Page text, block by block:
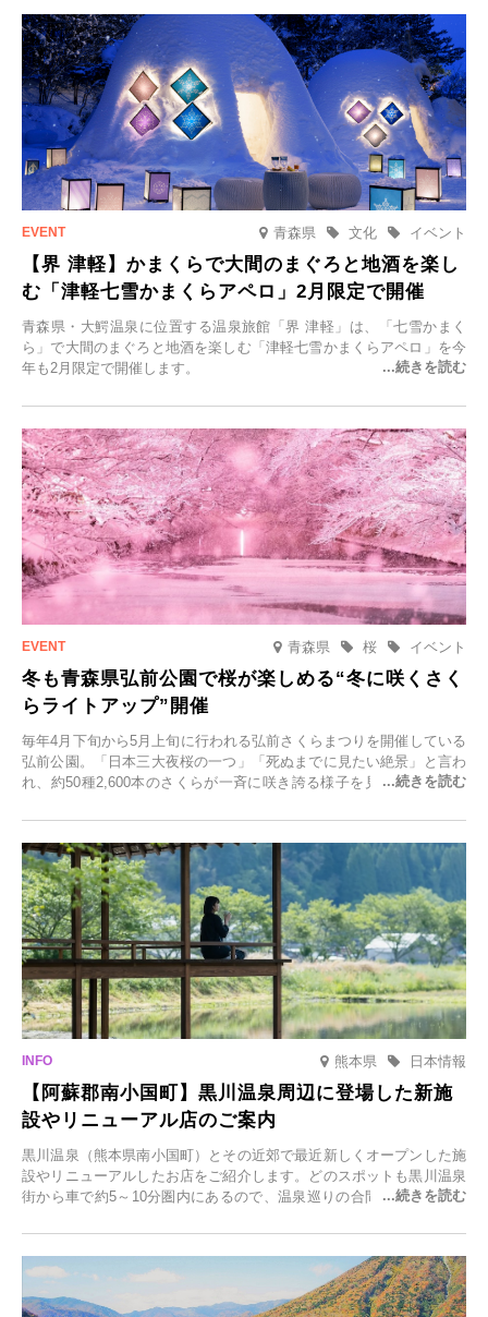
けます。
青森県 イベント
文化
【界 津軽】かまくらで大間のまぐろと地酒を楽し
む「津軽七雪かまくらアペロ」2月限定で開催
青森県・大鰐温泉に位置する温泉旅館「界 津軽」は、「七雪かまく
ら」で大間のまぐろと地酒を楽しむ「津軽七雪かまくらアペロ」を今
年も2月限定で開催します。
青森県 イベント
桜
冬も青森県弘前公園で桜が楽しめる“冬に咲くさく
らライトアップ”開催
毎年4月下旬から5月上旬に行われる弘前さくらまつりを開催している
弘前公園。「日本三大夜桜の一つ」「死ぬまでに見たい絶景」と言わ
れ、約50種2,600本のさくらが一斉に咲き誇る様子を見に、世界中か
日(月)～2026年2月28日(土)の期間、「冬に咲くさくらライトアップ」
を開催します。
熊本県 日本情報
【阿蘇郡南小国町】黒川温泉周辺に登場した新施
設やリニューアル店のご案内
黒川温泉（熊本県南小国町）とその近郊で最近新しくオープンした施
設やリニューアルしたお店をご紹介します。どのスポットも黒川温泉
街から車で約5～10分圏内にあるので、温泉巡りの合間に気軽に立ち
元食材にこだわったレストランなど、多彩な魅力が満載です。黒川温
泉の新たな楽しみとしてチェックしてみてください。